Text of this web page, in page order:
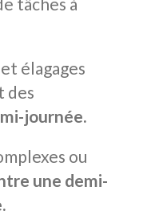
élagages
des
journée.
ou
une demi-